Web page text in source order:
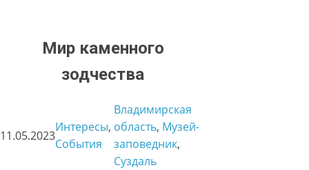
Мир каменного
зодчества
11.05.2023
Интересы
События
Владимирская
область, Музей-
заповедник
Суздаль